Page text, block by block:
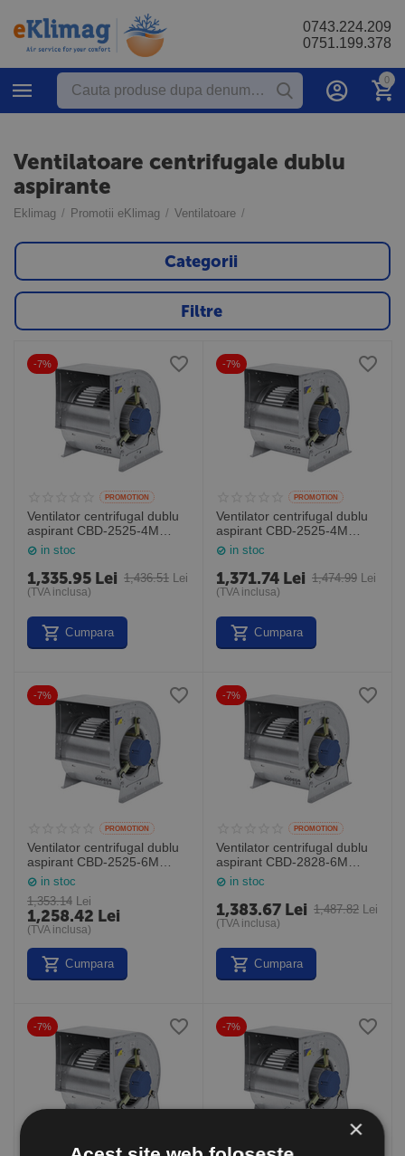
0743.224.209
0751.199.378
0
Ventilatoare centrifugale dublu
aspirante
Eklimag / Promotii eKlimag / Ventilatoare /
Categorii
Filtre
-7%
PROMOTION
Ventilator centrifugal dublu
aspirant CBD-2525-4M
1/2/HE, debit maxim 2900
mc/h, Sodeca Spania
in stoc
1,436.51 Lei
1,335.95 Lei
(TVA inclusa)
Cumpara
-7%
PROMOTION
Ventilator centrifugal dublu
aspirant CBD-2525-4M
3/4/HE, debit maxim 4000
mc/h, Sodeca Spania
in stoc
1,474.99 Lei
1,371.74 Lei
(TVA inclusa)
Cumpara
-7%
PROMOTION
Ventilator centrifugal dublu
aspirant CBD-2525-6M
1/3/HE, debit maxim 3000
mc/h, Sodeca Spania
in stoc
1,353.14 Lei
1,258.42 Lei
(TVA inclusa)
Cumpara
-7%
PROMOTION
Ventilator centrifugal dublu
aspirant CBD-2828-6M
1/3/HE, debit maxim 3500
mc/h, Sodeca Spania
in stoc
1,487.82 Lei
1,383.67 Lei
(TVA inclusa)
Cumpara
-7% -7%
×